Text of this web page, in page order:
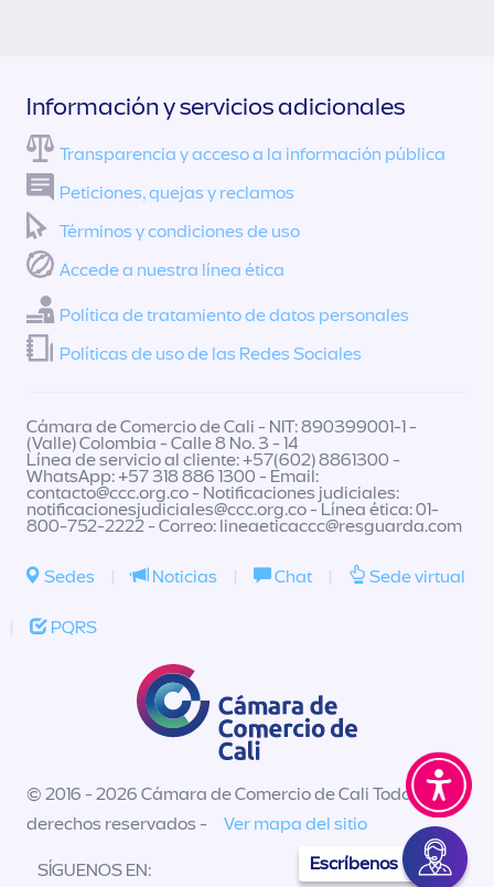
Escríbenos
Información y servicios adicionales
Transparencia y acceso a la información pública
Peticiones, quejas y reclamos
Términos y condiciones de uso
Accede a nuestra línea ética
Política de tratamiento de datos personales
Políticas de uso de las Redes Sociales
Cámara de Comercio de Cali - NIT: 890399001-1 -
(Valle) Colombia - Calle 8 No. 3 - 14
Línea de servicio al cliente: +57(602) 8861300 -
WhatsApp: +57 318 886 1300 - Email:
contacto@ccc.org.co- Notificaciones judiciales:
notificacionesjudiciales@ccc.org.co- Línea ética: 01-
800-752-2222 - Correo: lineaeticaccc@resguarda.com
Sedes | Noticias | Chat | Sede virtual
| PQRS
© 2016 - 2026 Cámara de Comercio de Cali Todos los
derechos reservados -
Ver mapa del sitio
SÍGUENOS EN: